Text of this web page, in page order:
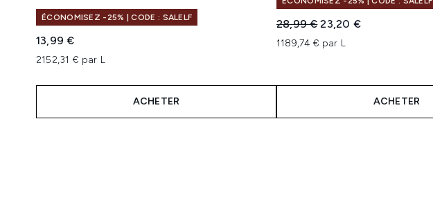
ÉCONOMISEZ -25% | CODE : SALELF
13,99 €
2152,31 € par L
ACHETER
Prix de vente :
28,99 €Prix ​​actuel :
23,20 €
1189,74 € par L
ACHETER